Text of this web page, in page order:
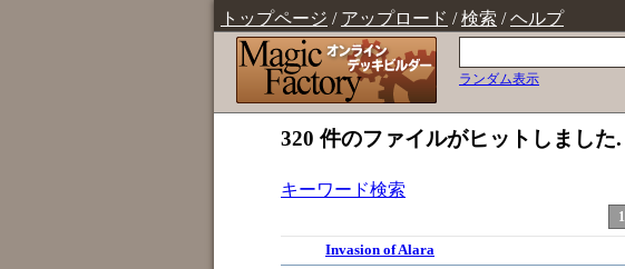
トップページ / アップロード /検索 /ヘルプ
ランダム表示
320 件のファイルがヒットしました.
キーワード検索
1
Invasion of Alara